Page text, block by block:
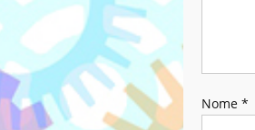
Nome *